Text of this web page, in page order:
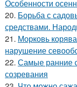
Особенности
20. Борьба с
средствами.
21. Морковь
нарушение
22. Самые ранние
созревания